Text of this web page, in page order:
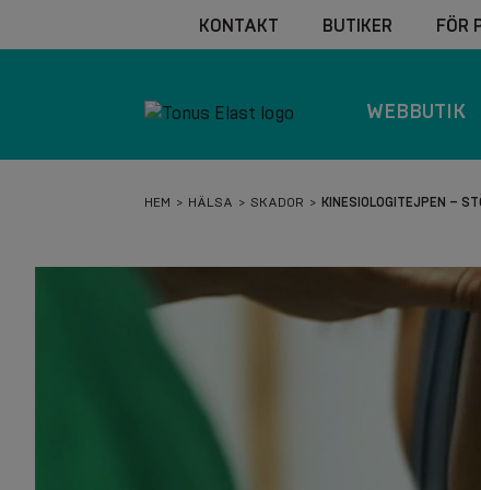
KONTAKT BUTIKER FÖR
WEBBUTIK
HEM HÄLSA SKADOR KINESIOLOGITEJPEN –